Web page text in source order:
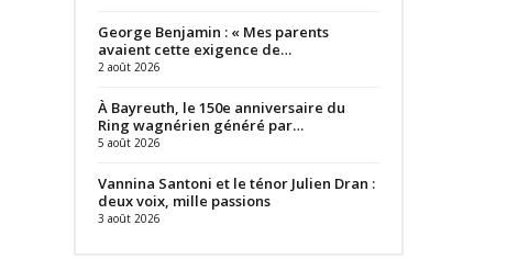
George Benjamin : « Mes parents
avaient cette exigence de…
2 août 2026
À Bayreuth, le 150e anniversaire du
Ring wagnérien généré par…
5 août 2026
Vannina Santoni et le ténor Julien Dran :
deux voix, mille passions
3 août 2026